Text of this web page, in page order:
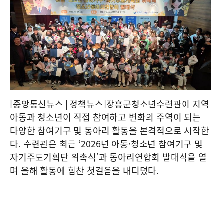
[중앙통신뉴스│정책뉴스]장흥군청소년수련관이 지역
아동과 청소년이 직접 참여하고 변화의 주역이 되는
다양한 참여기구 및 동아리 활동을 본격적으로 시작한
다. 수련관은 최근 ‘2026년 아동·청소년 참여기구 및
자기주도기획단 위촉식’과 동아리연합회 발대식을 열
며 올해 활동에 힘찬 첫걸음을 내디뎠다.